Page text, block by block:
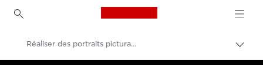
Canon Logo, back to
entre
Réaliser des portraits picturaux avec Carla van de Puttelaar